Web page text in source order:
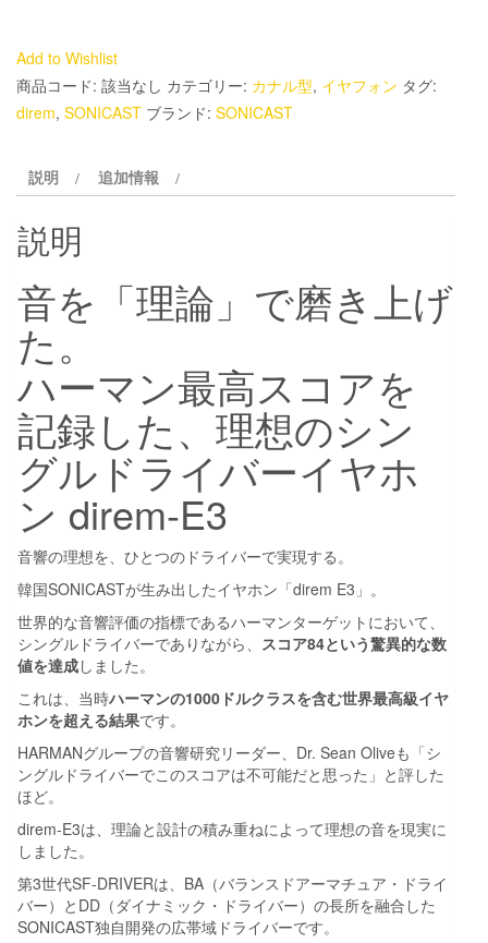
Add to Wishlist
商品コード: 該当なし カテゴリー: カナル型, イヤフォン タグ:
direm, SONICAST ブランド: SONICAST
説明 追加情報
説明
音を「理論」で磨き上げ
た。
ハーマン最高スコアを
記録した、理想のシン
グルドライバーイヤホ
ン direm-E3
音響の理想を、ひとつのドライバーで実現する。
韓国SONICASTが生み出したイヤホン「direm E3」。
世界的な音響評価の指標であるハーマンターゲットにおいて、
シングルドライバーでありながら、 スコア84という驚異的な数
値を達成しました。
これは、当時ハーマンの1000ドルクラスを含む世界最高級イヤ
ホンを超える結果です。
HARMANグループの音響研究リーダー、Dr. Sean Oliveも「シ
ングルドライバーでこのスコアは不可能だと思った」と評した
ほど。
direm-E3は、理論と設計の積み重ねによって理想の音を現実に
しました。
第3世代SF-DRIVERは、BA（バランスドアーマチュア・ドライ
バー）とDD（ダイナミック・ドライバー）の長所を融合した
SONICAST独自開発の広帯域ドライバーです。